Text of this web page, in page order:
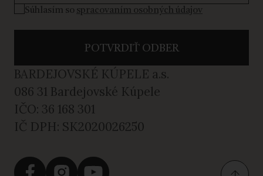
Súhlasím so spracovaním osobných údajov
Súhlasím so spracovaním osobných údajov
POTVRDIŤ ODBER
BARDEJOVSKÉ KÚPELE a.s.
086 31 Bardejovské Kúpele
IČO: 36 168 301
IČ DPH: SK2020026250